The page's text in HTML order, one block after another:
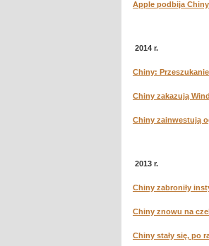
Apple podbija Chiny
2014 r.
Chiny:
Chiny zakazują
Chiny zainwestują
2013 r.
Chiny zabroniły
Chiny znowu na
Chiny stały się, po